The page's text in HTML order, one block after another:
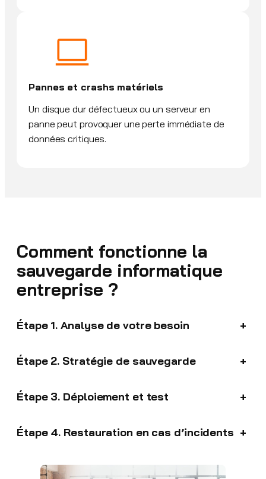
Pannes et crashs matériels
Un disque dur défectueux ou un serveur en
panne peut provoquer une perte immédiate de
données critiques.
Comment fonctionne la
sauvegarde informatique
entreprise ?
Étape 1. Analyse de votre besoin +
Étape 2. Stratégie de sauvegarde +
Étape 3. Déploiement et test +
Étape 4. Restauration en cas d’incidents +